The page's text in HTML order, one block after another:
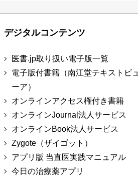
デジタルコンテンツ
医書.jp取り扱い電子版一覧
電子版付書籍（南江堂テキストビュ
ーア）
オンラインアクセス権付き書籍
オンラインJournal法人サービス
オンラインBook法人サービス
Zygote（ザイゴット）
アプリ版 当直医実践マニュアル
今日の治療薬アプリ